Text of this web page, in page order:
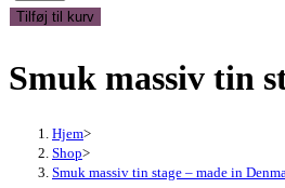
massiv
stage
Denmark
Tilføj til kurv
Smuk massiv tin
Hjem>
Shop>
Smuk massiv tin stage – made in